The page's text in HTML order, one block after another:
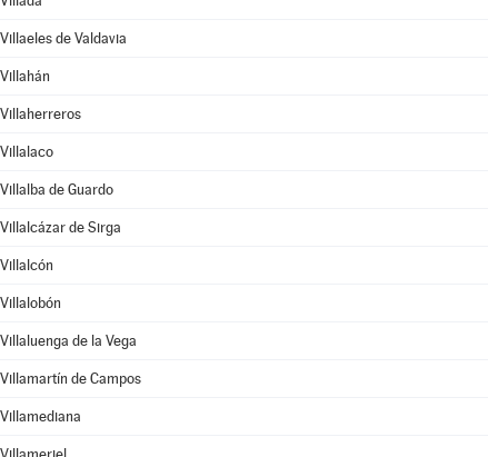
Villaeles de Valdavia
Villahán
Villaherreros
Villalaco
Villalba de Guardo
Villalcázar de Sirga
Villalcón
Villalobón
Villaluenga de la Vega
Villamartín de Campos
Villamediana